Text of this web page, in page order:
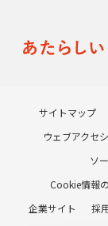
サイトマップ
ウェブアクセ
ソ
Cookie情報
企業サイト
採